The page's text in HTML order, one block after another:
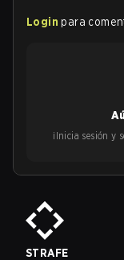
Login para
¡Inicia sesión y
STRAFE